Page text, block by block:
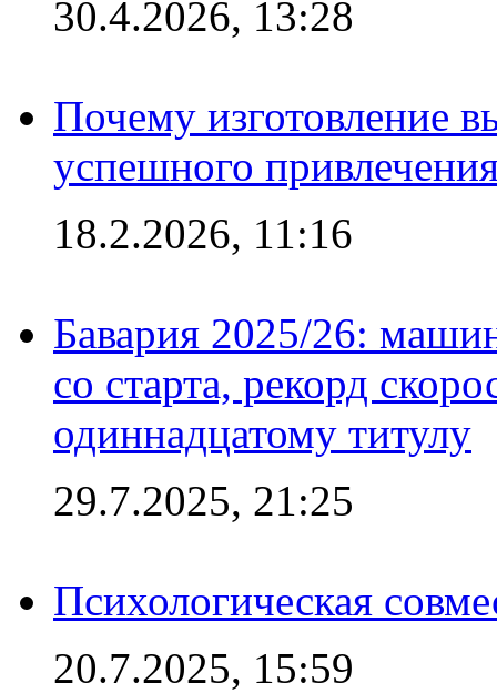
30.4.2026, 13:28
Почему изготовление
успешного
18.2.2026, 11:16
Бавария 2025/26:
со старта, рекорд
одиннадцатому титулу
29.7.2025, 21:25
Психологическая
20.7.2025, 15:59